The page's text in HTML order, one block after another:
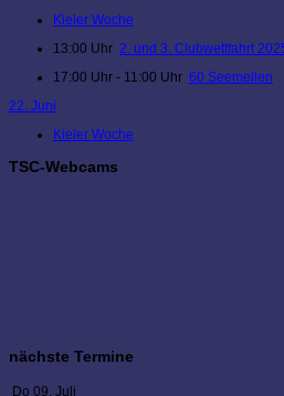
Kieler Woche
13:00 Uhr 2. und 3. Clubwettfahrt
17:00 Uhr - 11:00 Uhr 60 Seemeilen
22. Juni
Kieler Woche
TSC-Webcams
nächste Termine
Do 09. Juli